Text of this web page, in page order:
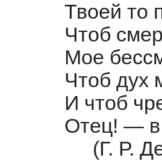
Твоей то
Чтоб
Мое
Чтоб дух
И чтоб
Отец! — в
(Г. Р.